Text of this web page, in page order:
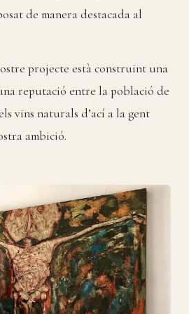
de manera destacada al
projecte està construint una
reputació entre la població de
vins naturals d’ací a la gent
ambició.